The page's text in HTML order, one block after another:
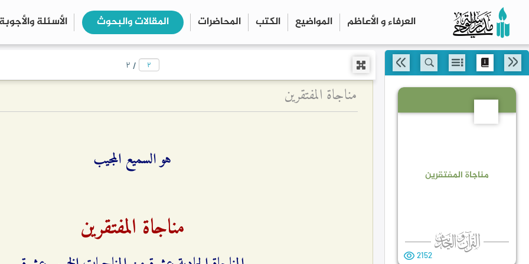
العرفاء و الأعاظم المواضیع الكتب المحاضرات المقالات والبحوث الأسئلة والأجوبة search
close
مناجاة المفتقرين
2152
/ ۲
مناجاة المفتقرين
هو السمیع المجیب
مناجاة المفتقرين